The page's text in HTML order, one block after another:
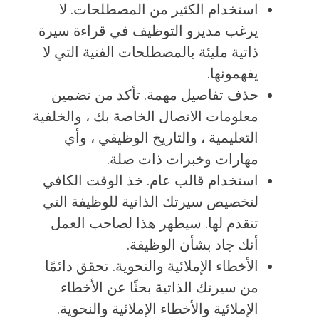
استخدام الكثير من المصطلحات. لا
يرغب مديرو التوظيف في قراءة سيرة
ذاتية مليئة بالمصطلحات الفنية التي لا
يفهمونها.
حذف تفاصيل مهمة. تأكد من تضمين
معلومات الاتصال الخاصة بك ، والخلفية
التعليمية ، والتاريخ الوظيفي ، وأي
مهارات وخبرات ذات صلة.
استخدام قالب عام. خذ الوقت الكافي
لتخصيص سيرتك الذاتية للوظيفة التي
تتقدم لها. سيظهر هذا لصاحب العمل
أنك جاد بشأن الوظيفة.
الأخطاء الإملائية والنحوية. تحقق دائمًا
من سيرتك الذاتية بحثًا عن الأخطاء
الإملائية والأخطاء الإملائية والنحوية.